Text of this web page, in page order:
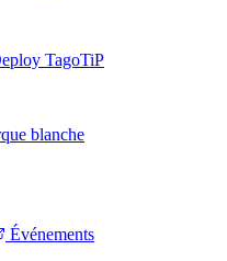
TagoTiP
blanche
Événements